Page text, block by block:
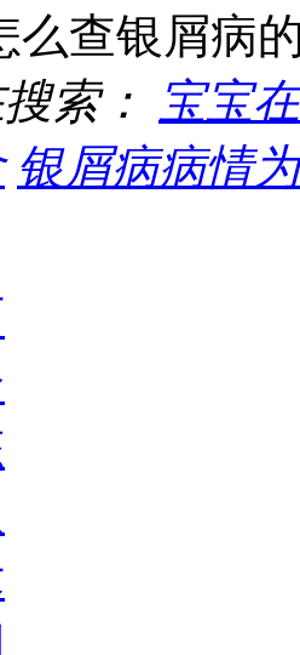
么查银屑病
索：
宝宝
银屑病病情